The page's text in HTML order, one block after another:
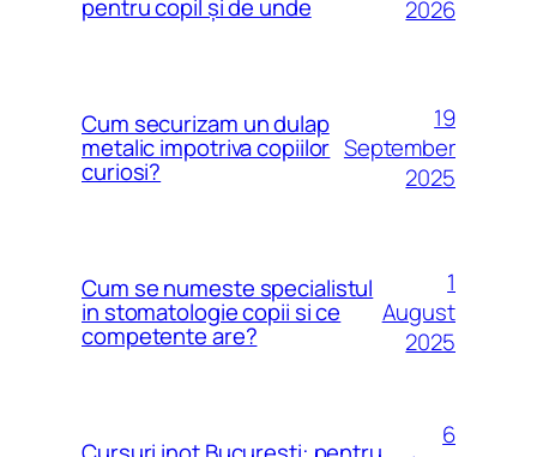
pentru copil și de unde
2026
Cum securizam un dulap
metalic impotriva copiilor
curiosi?
19
September
2025
Cum se numeste specialistul
in stomatologie copii si ce
competente are?
1
August
2025
6